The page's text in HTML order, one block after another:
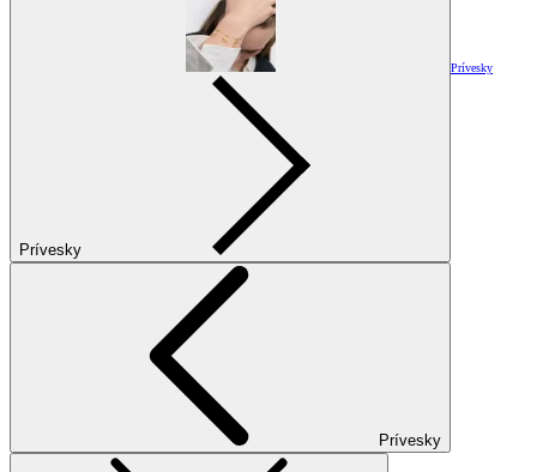
Prívesky
Prívesky
Prívesky